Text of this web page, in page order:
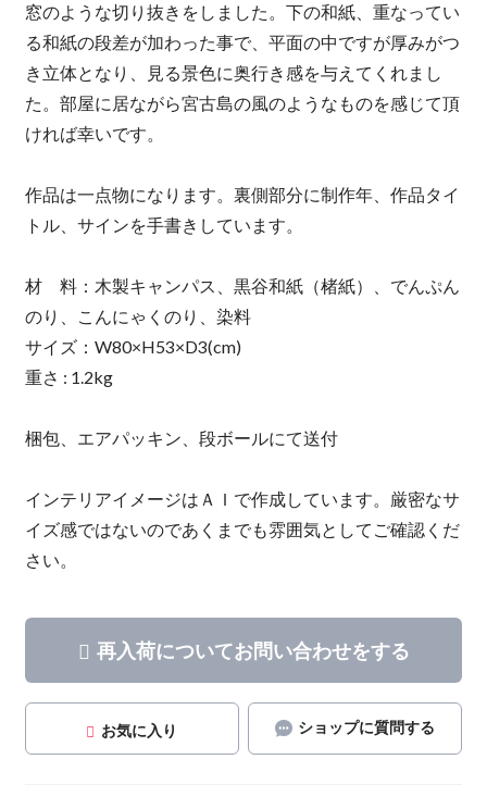
窓のような切り抜きをしました。下の和紙、重なってい
る和紙の段差が加わった事で、平面の中ですが厚みがつ
き立体となり、見る景色に奥行き感を与えてくれまし
た。部屋に居ながら宮古島の風のようなものを感じて頂
ければ幸いです。
作品は一点物になります。裏側部分に制作年、作品タイ
トル、サインを手書きしています。
材 料：木製キャンパス、黒谷和紙（楮紙）、でんぷん
のり、こんにゃくのり、染料
サイズ：W80×H53×D3(cm)
重さ : 1.2kg
梱包、エアパッキン、段ボールにて送付
インテリアイメージはＡＩで作成しています。厳密なサ
イズ感ではないのであくまでも雰囲気としてご確認くだ
さい。
再入荷についてお問い合わせをする
お気に入り ショップに質問する